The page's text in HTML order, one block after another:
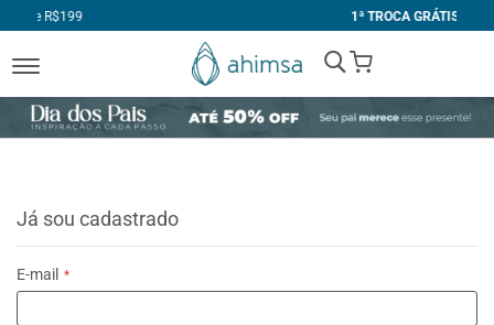
1ª TROCA GRÁTIS
My Cart
Já sou cadastrado
E-mail